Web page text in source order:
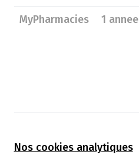
MyPharmacies 1 annee
Nos cookies analytiques